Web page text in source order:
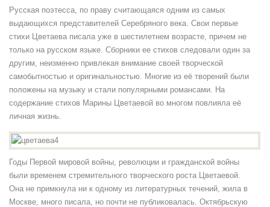
рождения
Марины
Ивановны
Цветаевой
Русская поэтесса, по праву считающаяся одним из самых
выдающихся представителей Серебряного века. Свои первые
стихи Цветаева писала уже в шестилетнем возрасте, причем не
только на русском языке. Сборники ее стихов следовали один за
другим, неизменно привлекая внимание своей творческой
самобытностью и оригинальностью. Многие из её творений были
положены на музыку и стали популярными романсами. На
содержание стихов Марины Цветаевой во многом повлияла её
личная жизнь.
Годы Первой мировой войны, революции и гражданской войны
были временем стремительного творческого роста Цветаевой.
Она не примкнула ни к одному из литературных течений, жила в
Москве, много писала, но почти не публиковалась. Октябрьскую